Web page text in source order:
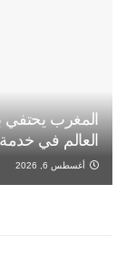
المغرب يحتفي
العالم في خدمة
أغسطس 6, 2026